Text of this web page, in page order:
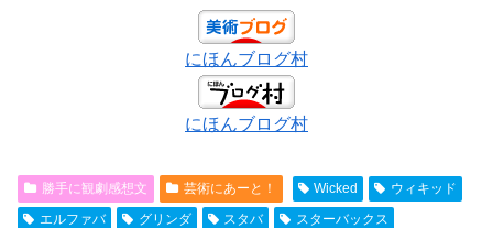
にほんブログ村
にほんブログ村
勝手に観劇感想文 芸術にあーと！ Wicked
ウィキッド
エルファバ
グリンダ スタバ
スターバックス